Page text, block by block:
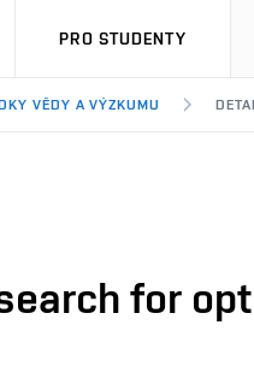
PRO STUDENTY
VĚDY A VÝZKUMU
for